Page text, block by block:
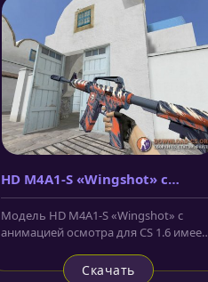
HD M4A1-S «Wingshot» с
анимацией осмотра
Модель HD M4A1-S «Wingshot» с
анимацией осмотра для CS 1.6 имеет
Скачать